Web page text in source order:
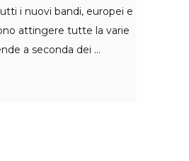
i nuovi bandi, europei e
attingere tutte la varie
a seconda dei